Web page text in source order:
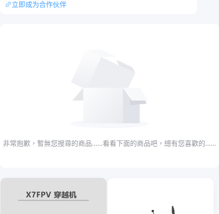
立即成为合作伙伴
非常抱歉，暫無您搜尋的商品……看看下面的商品吧，總有您喜歡的……